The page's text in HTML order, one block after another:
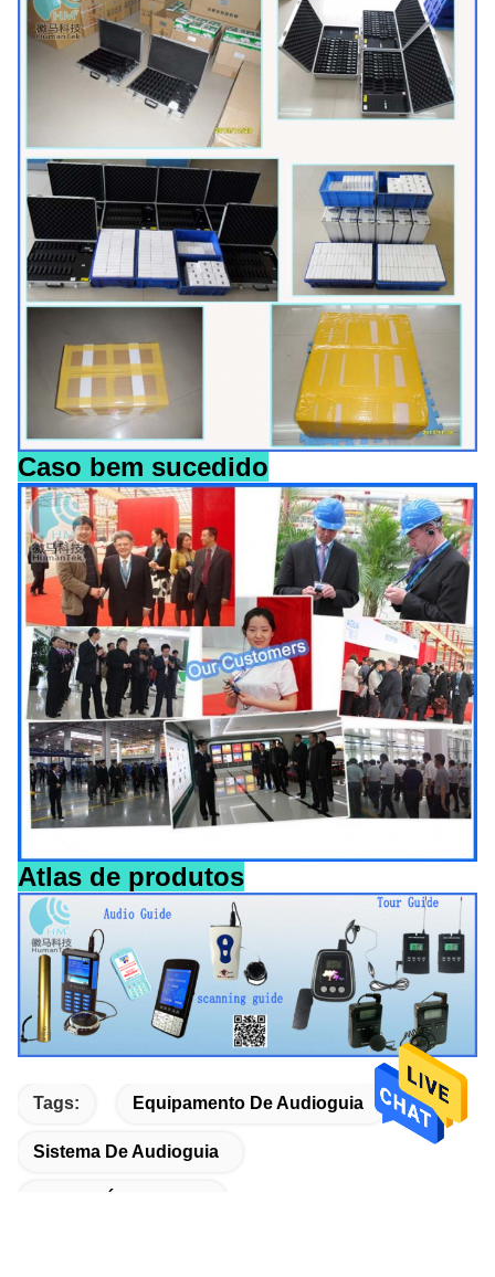
Caso bem sucedido
Atlas de produtos
Tags: Equipamento De Audioguia
Sistema De Audioguia